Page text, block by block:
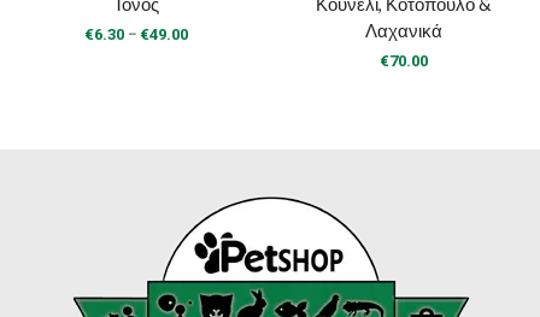
€6.30 – €49.00Price
Λαχανικά
€70.00